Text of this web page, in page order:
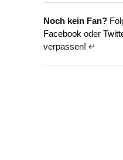
Noch kein Fan?
Facebook oder
verpassen! ↵